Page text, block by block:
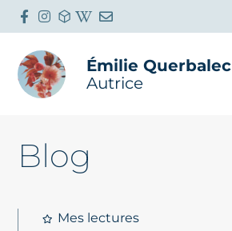
Émilie Querbalec
Autrice
Blog
Mes lectures